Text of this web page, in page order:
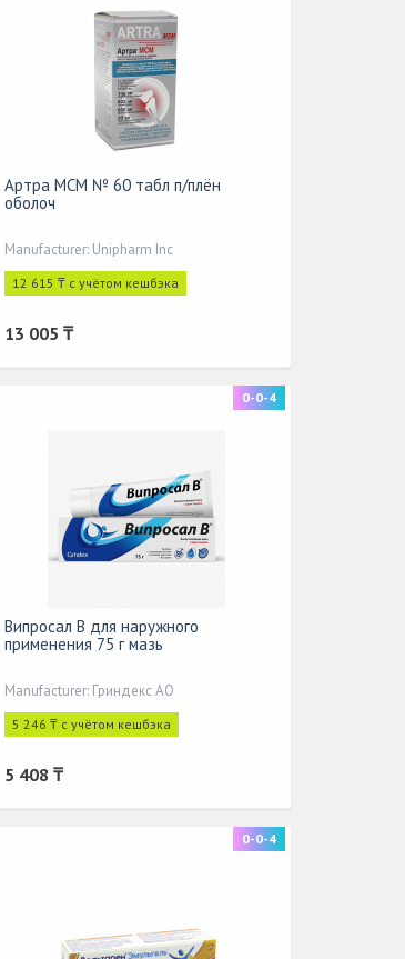
Артра MСM № 60 табл п/плён
оболоч
Manufacturer: Unipharm Inc
12 615 ₸ с учётом кешбэка
13 005 ₸
0-0-4
Випросал В для наружного
применения 75 г мазь
Manufacturer: Гриндекс АО
5 246 ₸ с учётом кешбэка
5 408 ₸
0-0-4